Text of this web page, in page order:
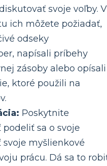
svoje voľby. V
ich môžete požiadať,
odseky
napísali príbehy
zásoby alebo opísali
ktoré použili na
Poskytnite
sa o svoje
myšlienkové
prácu. Dá sa to